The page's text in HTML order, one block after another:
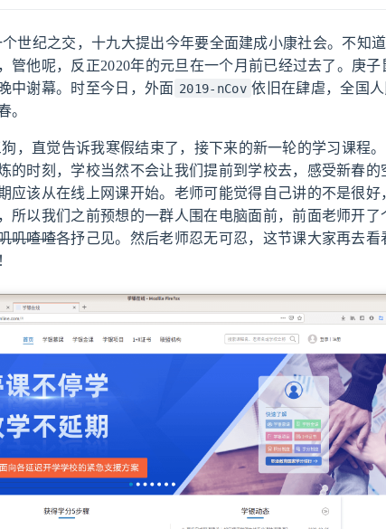
纪之交，十九大提出今年要全面建成小康社会。不知
管他呢，反正2020年的元旦在一个月前已经过去了。庚子
中谢幕。时至今日，外面 2019-nCov 依旧在肆虐，全国
。
直觉告诉我寒假结束了，接下来的新一轮的学习课程。
的时刻，学校当然不会让我们提前到学校去，感受新春的
应该从在线上网课开始。老师可能觉得自己讲的不是很好
所以我们之前预想的一群人围在电脑面前，前面老师开了
叽喳喳各抒己见。然后老师忍无可忍，这节课大家再去看